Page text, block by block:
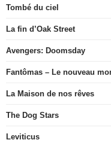
Tombé du ciel
La fin d’Oak Street
Avengers: Doomsday
Fantômas – Le nouveau
La Maison de nos rêves
The Dog Stars
Leviticus